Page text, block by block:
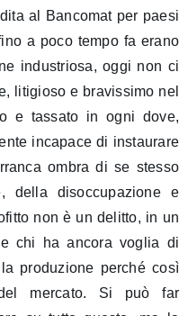
al Bancomat per paesi
a poco tempo fa erano
industriosa, oggi non ci
litigioso e bravissimo nel
e tassato in ogni dove,
incapace di instaurare
ombra di se stesso
della disoccupazione e
non è un delitto, in un
chi ha ancora voglia di
produzione perché così
mercato. Si può far